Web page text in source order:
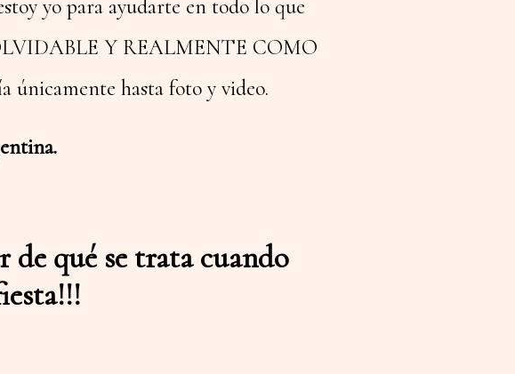
yo para ayudarte en todo lo que
Y REALMENTE COMO
únicamente hasta foto y video.
de qué se trata cuando